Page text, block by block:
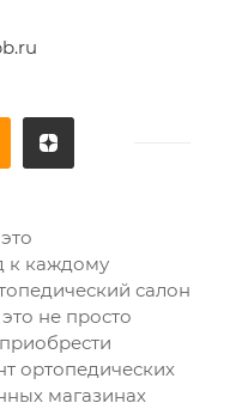
к каждому
салон
не просто
ортопедических
магазинах